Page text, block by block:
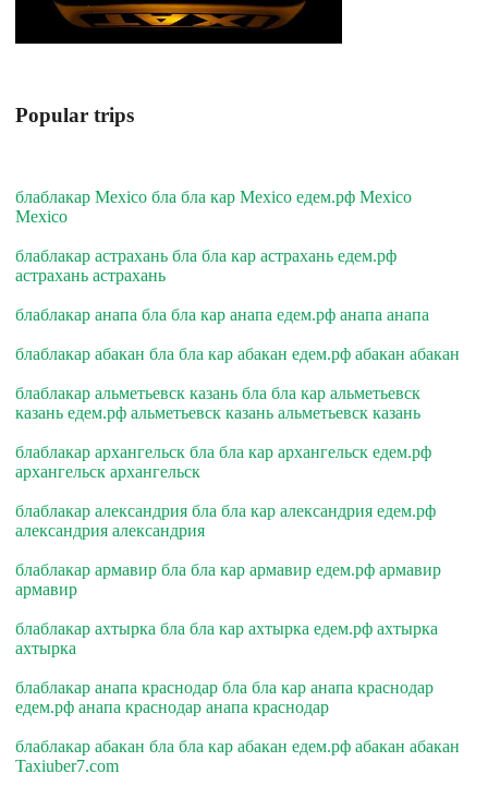
Popular trips
блаблакар Mexico бла бла кар Mexico едем.рф Mexico
Mexico
блаблакар астрахань бла бла кар астрахань едем.рф
астрахань астрахань
блаблакар анапа бла бла кар анапа едем.рф анапа анапа
блаблакар абакан бла бла кар абакан едем.рф абакан абакан
блаблакар альметьевск казань бла бла кар альметьевск
казань едем.рф альметьевск казань альметьевск казань
блаблакар архангельск бла бла кар архангельск едем.рф
архангельск архангельск
блаблакар александрия бла бла кар александрия едем.рф
александрия александрия
блаблакар армавир бла бла кар армавир едем.рф армавир
армавир
блаблакар ахтырка бла бла кар ахтырка едем.рф ахтырка
ахтырка
блаблакар анапа краснодар бла бла кар анапа краснодар
едем.рф анапа краснодар анапа краснодар
блаблакар абакан бла бла кар абакан едем.рф абакан абакан
Taxiuber7.com